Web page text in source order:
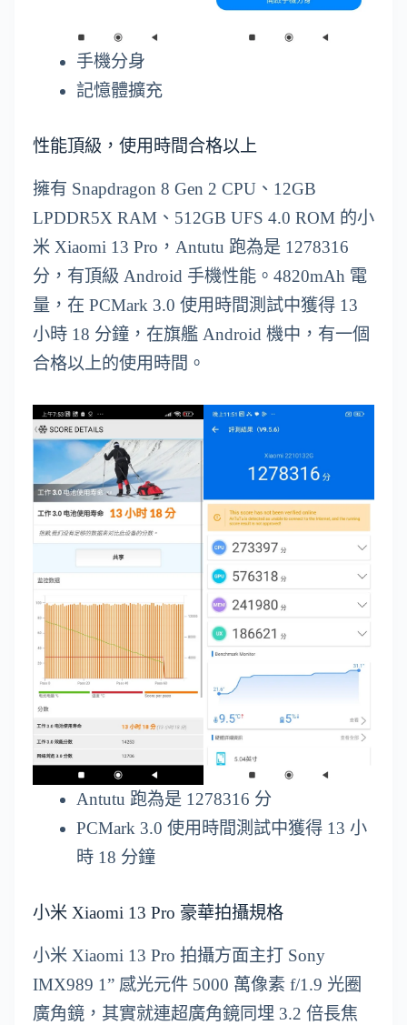
手機分身
記憶體擴充
性能頂級，使用時間合格以上
擁有 Snapdragon 8 Gen 2 CPU、12GB
LPDDR5X RAM、512GB UFS 4.0 ROM 的小
米 Xiaomi 13 Pro，Antutu 跑為是 1278316
分，有頂級 Android 手機性能。4820mAh 電
量，在 PCMark 3.0 使用時間測試中獲得 13
小時 18 分鐘，在旗艦 Android 機中，有一個
合格以上的使用時間。
Antutu 跑為是 1278316 分
PCMark 3.0 使用時間測試中獲得 13 小
時 18 分鐘
小米 Xiaomi 13 Pro 豪華拍攝規格
小米 Xiaomi 13 Pro 拍攝方面主打 Sony
IMX989 1” 感光元件 5000 萬像素 f/1.9 光圈
廣角鏡，其實就連超廣角鏡同埋 3.2 倍長焦